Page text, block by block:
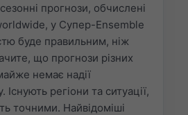
прогнози, обчислені
у Супер-Ensemble
буде правильним, ніж
що прогнози різних
немає надії
Існують регіони та ситуації,
точними. Найвідоміші